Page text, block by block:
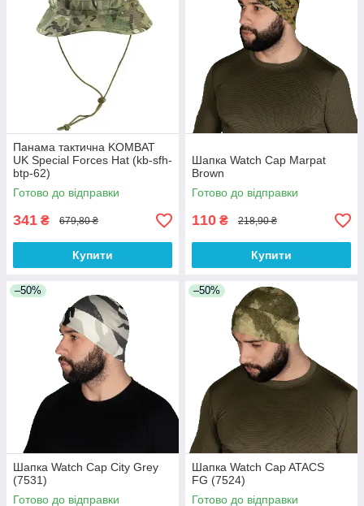
Панама тактична KOMBAT
UK Special Forces Hat (kb-sfh-
btp-62)
Готово до відправки
341 ₴ 679,80 ₴
Купити
Шапка Watch Cap Marpat
Brown
Готово до відправки
110 ₴ 218,90 ₴
Купити
–50%
Шапка Watch Cap City Grey
(7531)
Готово до відправки
–50%
Шапка Watch Cap ATACS
FG (7524)
Готово до відправки